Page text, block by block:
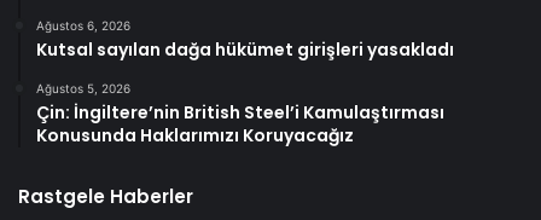
Ağustos 6, 2026
Kutsal sayılan dağa hükümet girişleri yasakladı
Ağustos 5, 2026
Çin: İngiltere’nin British Steel’i Kamulaştırması
Konusunda Haklarımızı Koruyacağız
Rastgele Haberler